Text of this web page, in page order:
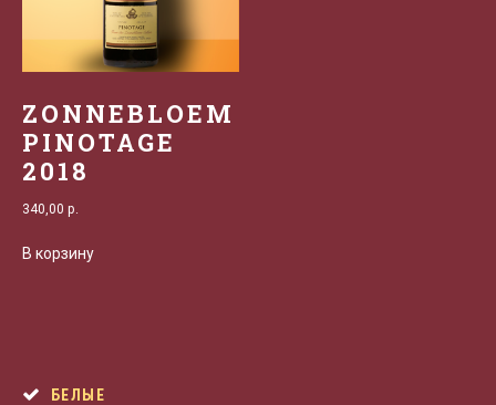
ZONNEBLOEM
PINOTAGE
2018
340,00 р.
В корзину
БЕЛЫЕ